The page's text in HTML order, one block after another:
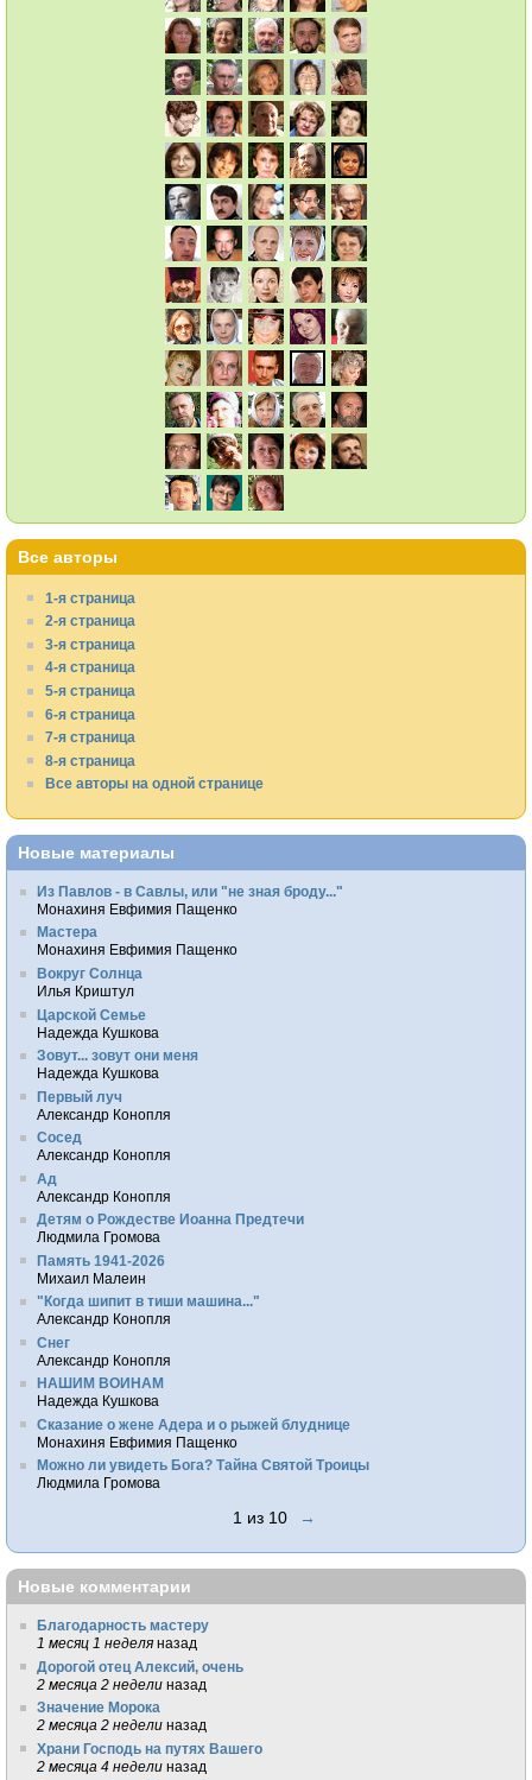
Все авторы
1-я страница
2-я страница
3-я страница
4-я страница
5-я страница
6-я страница
7-я страница
8-я страница
Все авторы на одной странице
Новые материалы
Из Павлов - в Савлы, или "не зная броду..."
Монахиня Евфимия Пащенко
Мастера
Монахиня Евфимия Пащенко
Вокруг Солнца
Илья Криштул
Царской Семье
Надежда Кушкова
Зовут... зовут они меня
Надежда Кушкова
Первый луч
Александр Конопля
Сосед
Александр Конопля
Ад
Александр Конопля
Детям о Рождестве Иоанна Предтечи
Людмила Громова
Память 1941-2026
Михаил Малеин
"Когда шипит в тиши машина..."
Александр Конопля
Снег
Александр Конопля
НАШИМ ВОИНАМ
Надежда Кушкова
Сказание о жене Адера и о рыжей блуднице
Монахиня Евфимия Пащенко
Можно ли увидеть Бога? Тайна Святой Троицы
Людмила Громова
1 из 10 →
Новые комментарии
Благодарность мастеру
1 месяц 1 неделя назад
Дорогой отец Алексий, очень
2 месяца 2 недели назад
Значение Морока
2 месяца 2 недели назад
Храни Господь на путях Вашего
2 месяца 4 недели назад